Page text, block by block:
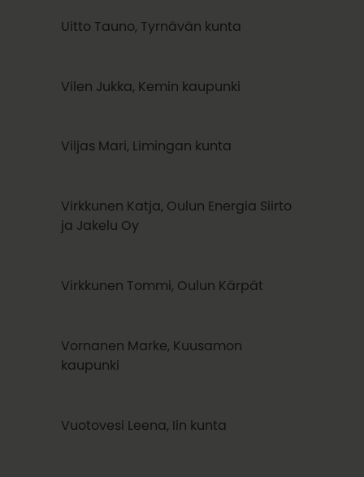
Uitto Tauno, Tyrnävän kunta
Vilen Jukka, Kemin kaupunki
Viljas Mari, Limingan kunta
Virkkunen Katja, Oulun Energia Siirto
ja Jakelu Oy
Virkkunen Tommi, Oulun Kärpät
Vornanen Marke, Kuusamon
kaupunki
Vuotovesi Leena, Iin kunta